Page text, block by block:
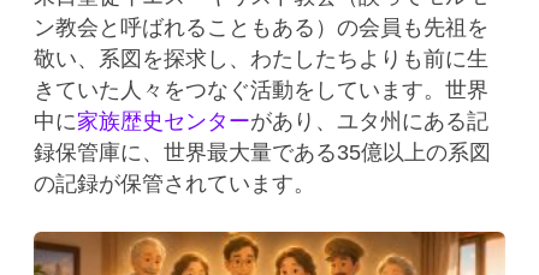
ン教会と呼ばれることもある）の会員も先祖を
敬い、系図を探求し、わたしたちよりも前に生
きていた人々をつなぐ活動をしています。世界
中に家族歴史センターがあり、ユタ州にある記
録保管庫に、世界最大量である35億以上の系図
の記録が保管されています。